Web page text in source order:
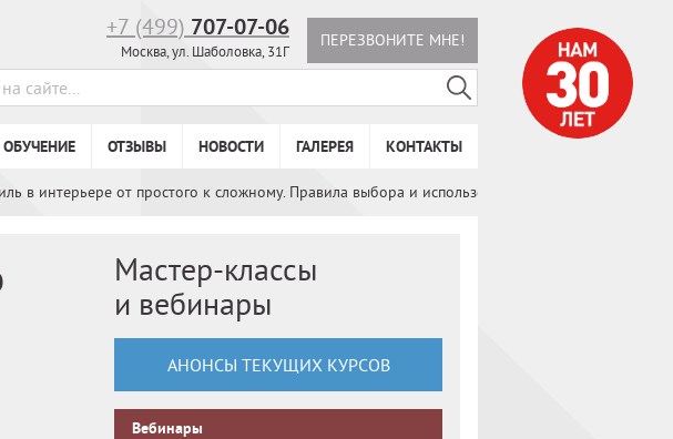
ПЕРЕЗВОНИТЕ МНЕ!
+7 (499) 707-07-06
Москва, ул. Шаболовка, 31Г
ОТЗЫВЫ НОВОСТИ ГАЛЕРЕЯ КОНТАКТЫ
в интерьере от простого к сложному. Правила выбора и использования
Мастер-классы
и вебинары
АНОНСЫ ТЕКУЩИХ КУРСОВ
Вебинары